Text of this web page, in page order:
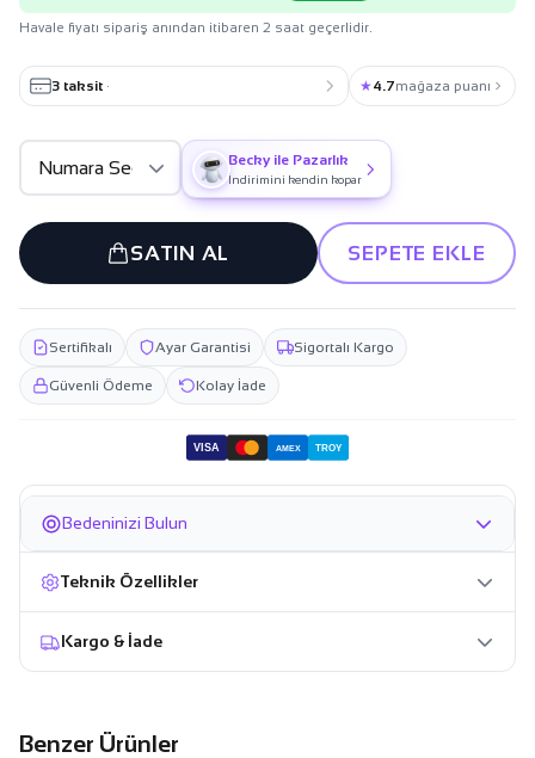
Havale fiyatı sipariş anından itibaren 2 saat geçerlidir.
3 taksit · ★4.7mağaza puanı
Becky ile Pazarlık
İndirimini kendin kopar
SATIN AL SEPETE EKLE
Sertifikalı Ayar Garantisi Sigortalı Kargo
Güvenli Ödeme Kolay İade
VISA AMEX TROY
Bedeninizi Bulun
Teknik Özellikler
Kargo & İade
Benzer Ürünler